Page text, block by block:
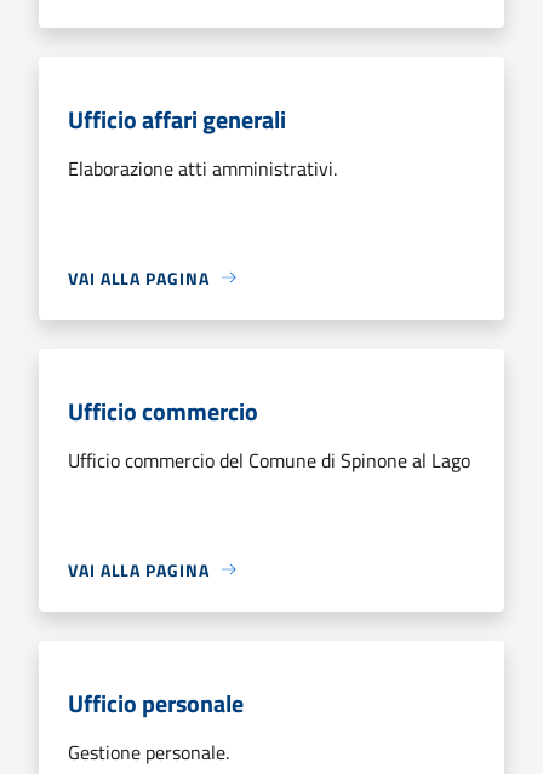
Ufficio affari generali
Elaborazione atti amministrativi.
VAI ALLA PAGINA
Ufficio commercio
Ufficio commercio del Comune di Spinone al Lago
VAI ALLA PAGINA
Ufficio personale
Gestione personale.